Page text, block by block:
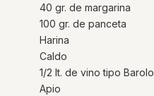
40 gr. de margarina
100 gr. de panceta
Harina
Caldo
1/2 lt. de vino tipo Barolo
Apio